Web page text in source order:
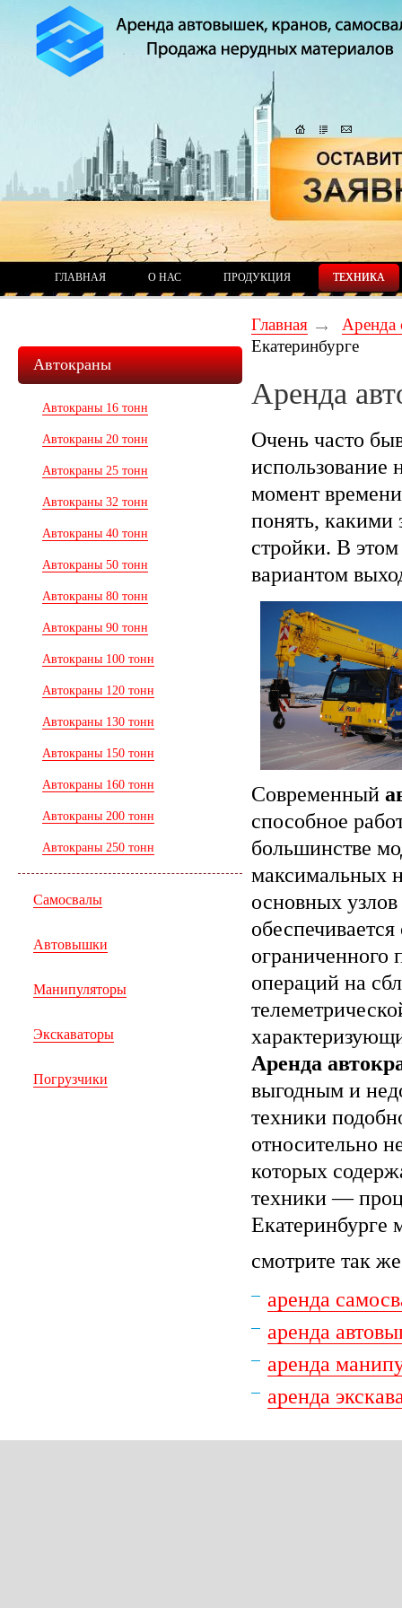
ГЛАВНАЯ О НАС ПРОДУКЦИЯ ТЕХНИКА
Автокраны
Автокраны 16 тонн
Автокраны 20 тонн
Автокраны 25 тонн
Автокраны 32 тонн
Автокраны 40 тонн
Автокраны 50 тонн
Автокраны 80 тонн
Автокраны 90 тонн
Автокраны 100 тонн
Автокраны 120 тонн
Автокраны 130 тонн
Автокраны 150 тонн
Автокраны 160 тонн
Автокраны 200 тонн
Автокраны 250 тонн
Самосвалы
Автовышки
Манипуляторы
Экскаваторы
Погрузчики
Главная
Аренда
Екатеринбурге
Аренда
Очень часто
использование
момент
понять, какими
стройки. В
вариантом
Современный
способное
большинстве
максимальных
основных
ограниченного
операций на
Аренда
выгодным и
техники
относительно
которых
техники —
Екатеринбурге
смотрите так
аренда
аренда
аренда
аренда